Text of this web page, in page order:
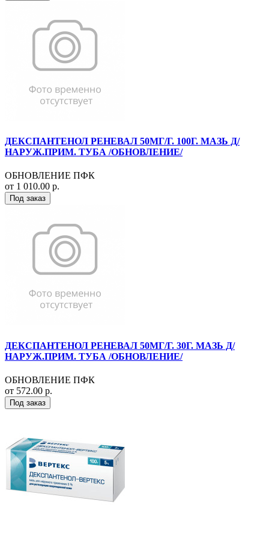
ДЕКСПАНТЕНОЛ РЕНЕВАЛ 50МГ/Г. 100Г. МАЗЬ Д/
НАРУЖ.ПРИМ. ТУБА /ОБНОВЛЕНИЕ/
ОБНОВЛЕНИЕ ПФК
от 1 010.00 р.
Под заказ
ДЕКСПАНТЕНОЛ РЕНЕВАЛ 50МГ/Г. 30Г. МАЗЬ Д/
НАРУЖ.ПРИМ. ТУБА /ОБНОВЛЕНИЕ/
ОБНОВЛЕНИЕ ПФК
от 572.00 р.
Под заказ